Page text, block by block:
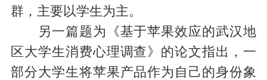
群，主要以学生为主。
另一篇题为《基于苹果效应的武汉地
区大学生消费心理调查》的论文指出，一
部分大学生将苹果产品作为自己的身份象